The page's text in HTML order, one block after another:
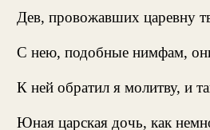
Дев, провожавших царевну
С нею, подобные нимфам,
К ней обратил я молитву, и
Юная царская дочь, как